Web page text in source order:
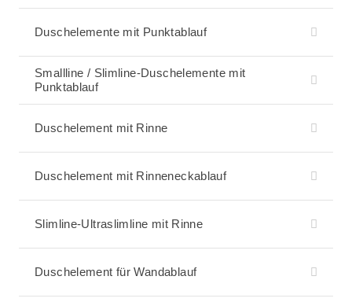
Duschelemente mit Punktablauf
Smallline / Slimline-Duschelemente mit
Punktablauf
Duschelement mit Rinne
Duschelement mit Rinneneckablauf
Slimline-Ultraslimline mit Rinne
Duschelement für Wandablauf